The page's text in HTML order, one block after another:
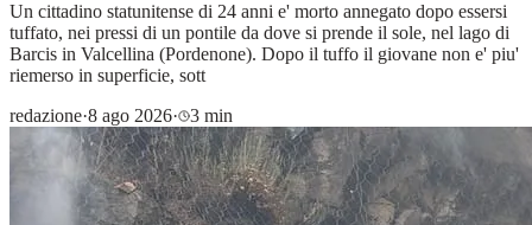
Un cittadino statunitense di 24 anni e' morto annegato dopo essersi
tuffato, nei pressi di un pontile da dove si prende il sole, nel lago di
Barcis in Valcellina (Pordenone). Dopo il tuffo il giovane non e' piu'
riemerso in superficie, sott
redazione·8 ago 2026· 3 min